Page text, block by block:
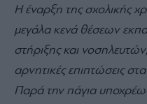
Η έναρξη της σχολικής
μεγάλα κενά θέσεων
στήριξης και
αρνητικές επιπτώσεις στα
Παρά την πάγια